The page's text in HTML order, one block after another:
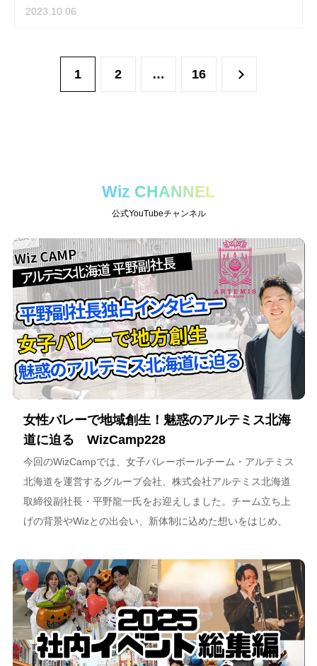
2023.10.06
1 2 … 16
Wiz CHANNEL
公式YouTubeチャンネル
女性バレーで地域創生！魅惑のアルテミス北海
道に迫る WizCamp228
今回のWizCampでは、女子バレーボールチーム・アルテミス
北海道を運営するグループ会社、株式会社アルテミス北海道
取締役副社長・平野龍一氏をお迎えしました。チーム立ち上
げの背景やWizとの出会い、新体制に込めた想いをはじめ、
海道が描く今後のビジョンについて語っています。